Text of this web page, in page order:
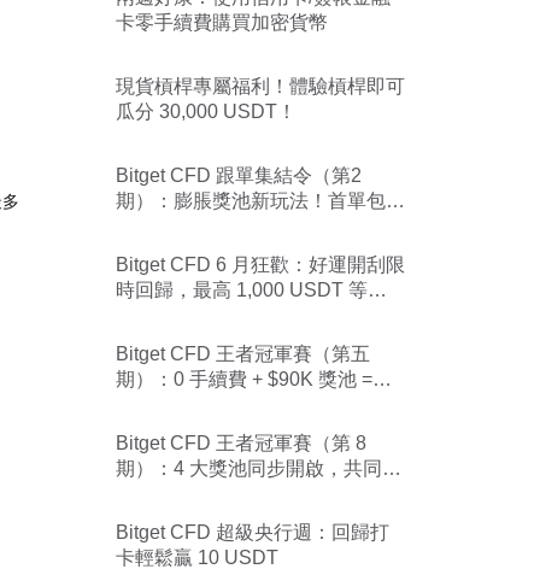
卡零手續費購買加密貨幣
現貨槓桿專屬福利！體驗槓桿即可
瓜分 30,000 USDT！
Bitget CFD 跟單集結令（第2
期）：膨脹獎池新玩法！首單包賠
Bitget CFD 6 月狂歡：好運開刮限
時回歸，最高 1,000 USDT 等您
Bitget CFD 王者冠軍賽（第五
期）：0 手續費 + $90K 獎池 =
Bitget CFD 王者冠軍賽（第 8
期）：4 大獎池同步開啟，共同瓜
Bitget CFD 超級央行週：回歸打
卡輕鬆贏 10 USDT